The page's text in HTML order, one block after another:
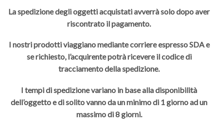
La spedizione degli oggetti acquistati avverrà solo dopo aver
riscontrato il pagamento.
I nostri prodotti viaggiano mediante corriere espresso SDA e
se richiesto, l’acquirente potrà ricevere il codice di
tracciamento della spedizione.
I tempi di spedizione variano in base alla disponibilità
dell’oggetto e di solito vanno da un minimo di 1 giorno ad un
massimo di 8 giorni.